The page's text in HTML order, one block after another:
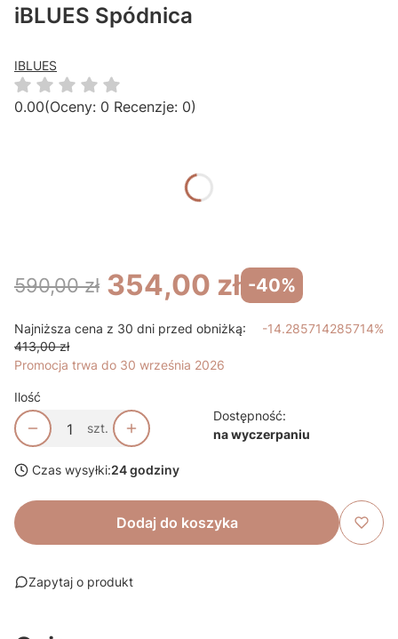
iBLUES Spódnica
IBLUES
0.00(Oceny: 0 Recenzje: 0)
Przejdź do sekcji Opinie
590,00 zł 354,00 zł -40%
Najniższa cena z 30 dni przed obniżką:
413,00 zł
-14.285714285714%
Promocja trwa do 30 września 2026
Ilość
szt.
Dostępność:
na wyczerpaniu
Czas wysyłki:24 godziny
Dodaj do koszyka
Zapytaj o produkt